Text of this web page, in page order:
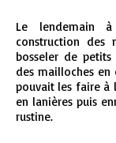
Le lendemain
construction des
bosseler de
des mailloches en
pouvait les faire à
en lanières puis
rustine.